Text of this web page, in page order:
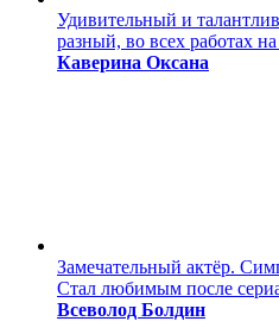
Удивительный и
разный, во всех работах
Каверина Оксана
Замечательный актёр.
Стал любимым после
Всеволод Болдин